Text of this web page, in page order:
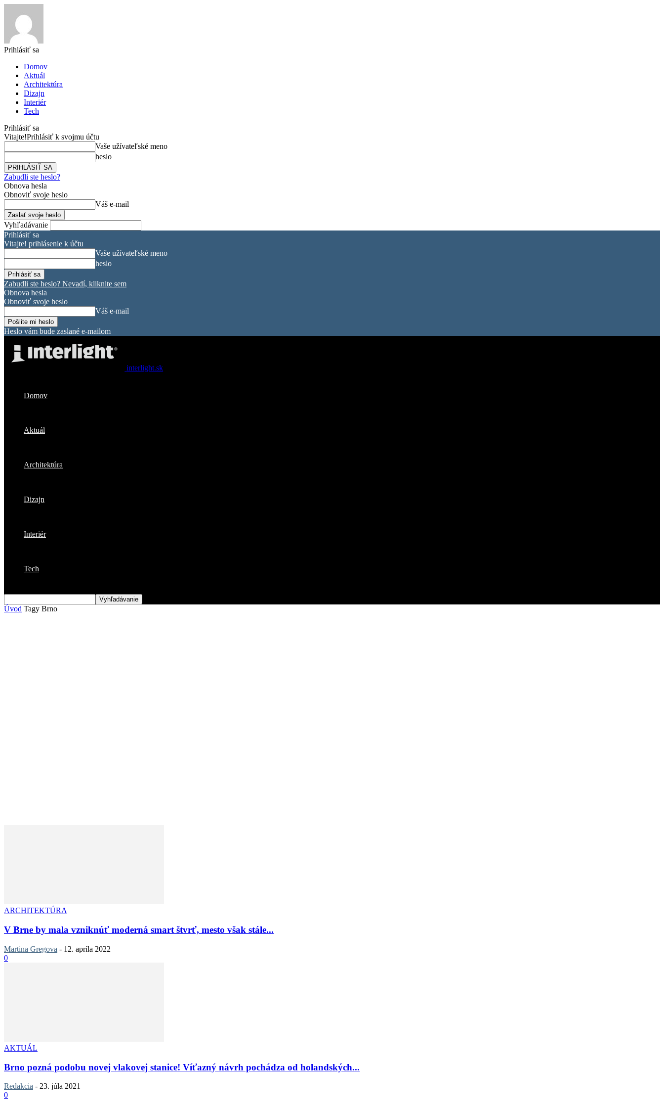
Prihlásiť sa
Domov
Aktuál
Architektúra
Dizajn
Interiér
Tech
Prihlásiť sa
Vitajte!Prihlásiť k svojmu účtu
Vaše užívateľské meno
heslo
Zabudli ste heslo?
Obnova hesla
Obnoviť svoje heslo
Váš e-mail
Vyhľadávanie
Prihlásiť sa
Vitajte! prihlásenie k účtu
Vaše užívateľské meno
heslo
Zabudli ste heslo? Nevadí, kliknite sem
Obnova hesla
Obnoviť svoje heslo
Váš e-mail
Heslo vám bude zaslané e-mailom
interlight.sk
Domov
Aktuál
Architektúra
Dizajn
Interiér
Tech
Úvod Tagy Brno
ARCHITEKTÚRA
V Brne by mala vzniknúť moderná smart štvrť, mesto však stále...
Martina Gregova - 12. apríla 2022
0
AKTUÁL
Brno pozná podobu novej vlakovej stanice! Víťazný návrh pochádza od holandských...
Redakcia - 23. júla 2021
0